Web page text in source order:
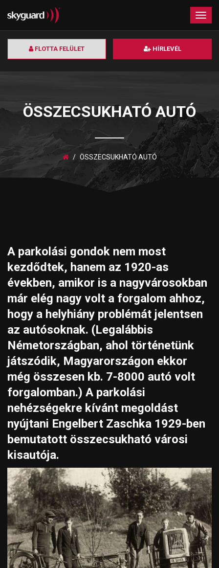
FLOTTA FELÜLET HÍRLEVÉL
×
ÖSSZECSUKHATÓ AUTÓ
ÖSSZECSUKHATÓ AUTÓ
A parkolási gondok nem most
kezdődtek, hanem az 1920-as
években, amikor is a nagyvárosokban
már elég nagy volt a forgalom ahhoz,
hogy a helyhiány problémát jelentsen
az autósoknak. (Legalábbis
Németországban, ahol történetünk
játszódik, Magyarországon ekkor
még összesen kb. 7-8000 autó volt
forgalomban.) A parkolási
nehézségekre kívánt megoldást
nyújtani Engelbert Zaschka 1929-ben
bemutatott összecsukható városi
kisautója.